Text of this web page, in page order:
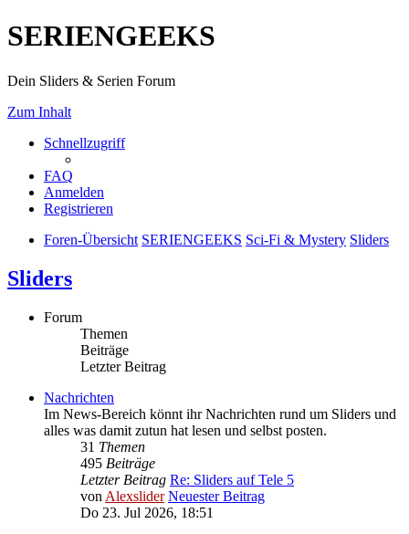
SERIENGEEKS
Dein Sliders & Serien Forum
Zum Inhalt
Schnellzugriff
FAQ
Anmelden
Registrieren
Foren-Übersicht SERIENGEEKS Sci-Fi & Mystery Sliders
Sliders
Forum
Themen
Beiträge
Letzter Beitrag
Nachrichten
Im News-Bereich könnt ihr Nachrichten rund um Sliders und
alles was damit zutun hat lesen und selbst posten.
31 Themen
495 Beiträge
Letzter Beitrag Re: Sliders auf Tele 5
von Alexslider Neuester Beitrag
Do 23. Jul 2026, 18:51